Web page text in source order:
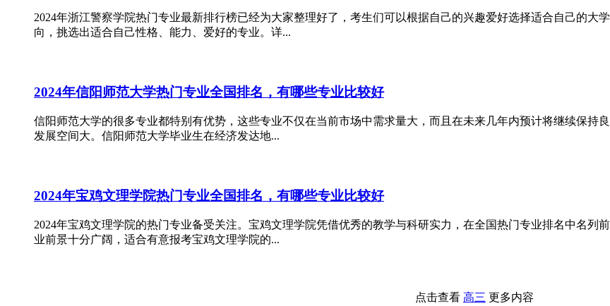
2024年浙江警察学院热门专业最新排行榜已经为大家整理好了，考生们可以根据自己的兴趣爱好选择适合自己的大
向，挑选出适合自己性格、能力、爱好的专业。详...
2024年信阳师范大学热门专业全国排名，有哪些专业比较好
信阳师范大学的很多专业都特别有优势，这些专业不仅在当前市场中需求量大，而且在未来几年内预计将继续保持
发展空间大。信阳师范大学毕业生在经济发达地...
2024年宝鸡文理学院热门专业全国排名，有哪些专业比较好
2024年宝鸡文理学院的热门专业备受关注。宝鸡文理学院凭借优秀的教学与科研实力，在全国热门专业排名中名
业前景十分广阔，适合有意报考宝鸡文理学院的...
点击查看 高三 更多内容